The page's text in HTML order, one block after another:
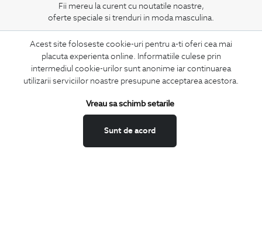
Acest site foloseste cookie-uri pentru a-ti oferi cea mai
placuta experienta online. Informatiile culese prin
intermediul cookie-urilor sunt anonime iar continuarea
utilizarii serviciilor noastre presupune acceptarea acestora.
Sunt de acord
Vreau sa schimb setarile
Fii mereu la curent cu noutatile noastre,
oferte speciale si trenduri in moda masculina.
CONCIERGE
Termeni si conditii
Schimburi si retur
Feedback site
ANPC